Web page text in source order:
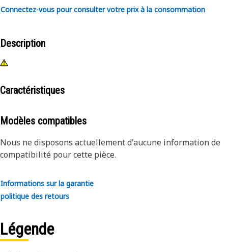
Connectez-vous pour consulter votre prix à la consommation
Description
Caractéristiques
Modèles compatibles
Nous ne disposons actuellement d'aucune information de
compatibilité pour cette pièce.
Informations sur la garantie
politique des retours
Légende